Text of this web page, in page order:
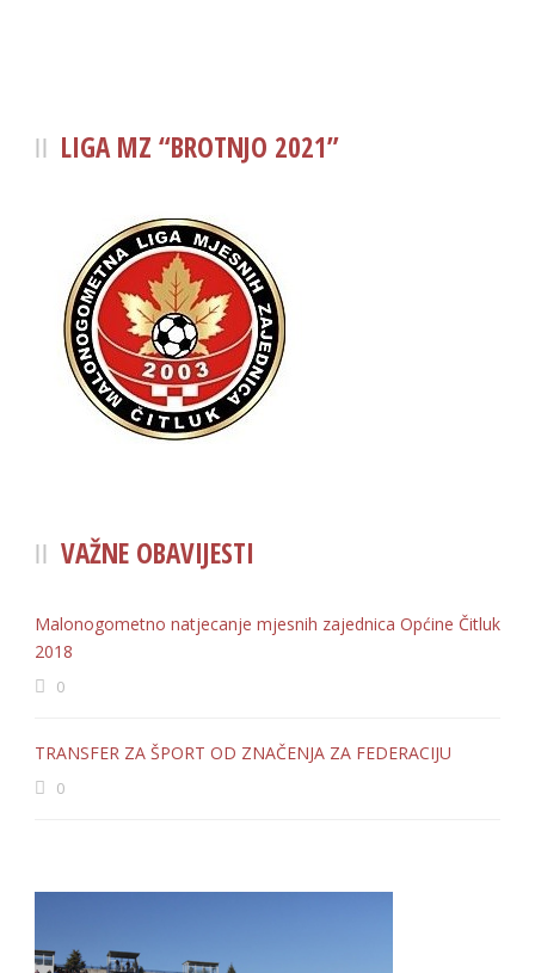
LIGA MZ “BROTNJO 2021”
VAŽNE OBAVIJESTI
Malonogometno natjecanje mjesnih zajednica Općine Čitluk
2018
0
TRANSFER ZA ŠPORT OD ZNAČENJA ZA FEDERACIJU
0